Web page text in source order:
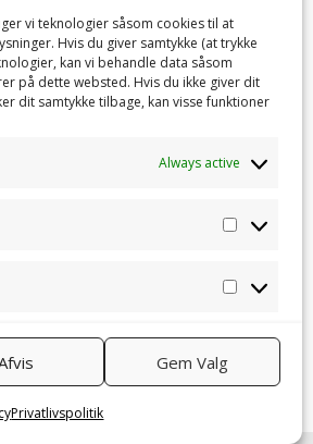
vi teknologier såsom cookies til at
Hvis du giver samtykke (at trykke
kan vi behandle data såsom
på dette websted. Hvis du ikke giver dit
dit samtykke tilbage, kan visse funktioner
Always active
Marketing
Gem Valg
Privatlivspolitik